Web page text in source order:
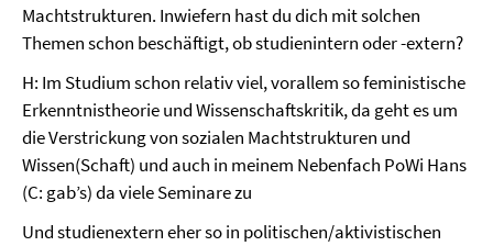
Machtstrukturen. Inwiefern hast du dich mit solchen
Themen schon beschäftigt, ob studienintern oder -extern?
H: Im Studium schon relativ viel, vorallem so feministische
Erkenntnistheorie und Wissenschaftskritik, da geht es um
die Verstrickung von sozialen Machtstrukturen und
Wissen(Schaft) und auch in meinem Nebenfach PoWi Hans
(C: gab’s) da viele Seminare zu
Und studienextern eher so in politischen/aktivistischen